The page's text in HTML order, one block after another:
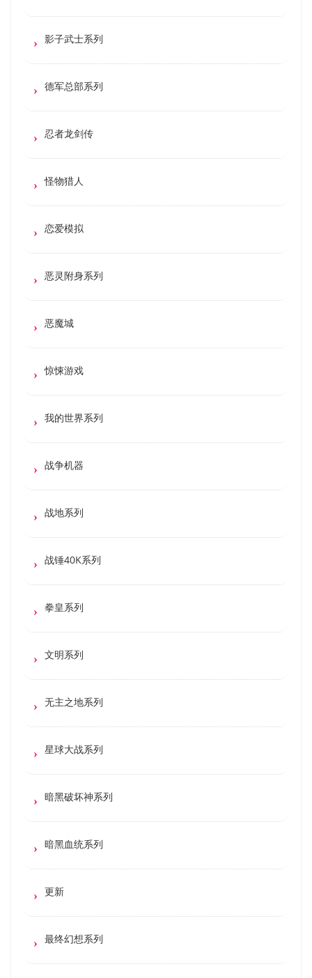
影子武士系列
德军总部系列
忍者龙剑传
怪物猎人
恋爱模拟
恶灵附身系列
恶魔城
惊悚游戏
我的世界系列
战争机器
战地系列
战锤40K系列
拳皇系列
文明系列
无主之地系列
星球大战系列
暗黑破坏神系列
暗黑血统系列
更新
最终幻想系列